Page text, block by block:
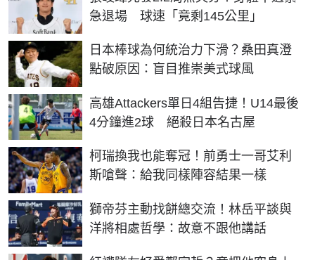
急退場 球速「竟剩145公里」
日本棒球為何統治力下滑？桑田真澄
點破原因：盲目推崇美式球風
高雄Attackers單日4組告捷！U14最後
4分鐘進2球 絕殺日本名古屋
柯瑞換我也能奪冠！前勇士一哥艾利
斯嗆聲：給我同樣陣容結果一樣
獅帝芬主動找餅總交流！林岳平談與
洋將相處哲學：故意不跟他講話